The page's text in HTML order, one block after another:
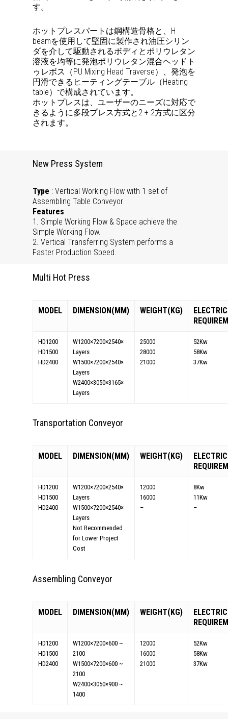
す。
ホットプレスパートは鋼構造骨格と、H
beamを使用して堅固に製作され油圧シリン
ダを介して駆動されるボディとポリウレタン
溶液を均等に発泡ポリウレタン混合ヘッドト
ゥレボス（PU Mixing Head Traverse）、発泡を
円滑できるヒーティングテーブル（Heating
table）で構成されています。
ホットプレスは、ユーザーのニーズに対応で
きるように多段プレス方式と2 + 2方式に区分
されます。
New Press System
Type : Vertical Working Flow with 1 set of
Assembling Table Conveyor
Features :
1. Simple Working Flow & Space achieve the
Simple Working Flow.
2. Vertical Transferring System performs a
Faster Production Speed.
Multi Hot Press
MODEL DIMENSION(MM) WEIGHT(KG)
ELECTRIC
HD1200
HD1500
HD2400
W1200×7200×2540×
Layers
W1500×7200×2540×
Layers
W2400×3050×3165×
Layers
25000
28000
21000
52Kw
58Kw
37Kw
Transportation Conveyor
MODEL DIMENSION(MM) WEIGHT(KG)
ELECTRIC
HD1200
HD1500
HD2400
W1200×7200×2540×
Layers
W1500×7200×2540×
Layers
Not Recommended
for Lower Project
Cost
12000
16000
–
8Kw
11Kw
–
Assembling Conveyor
MODEL DIMENSION(MM) WEIGHT(KG)
ELECTRIC
HD1200
HD1500
HD2400
W1200×7200×600 ~
2100
W1500×7200×600 ~
2100
W2400×3050×900 ~
1400
12000
16000
21000
52Kw
58Kw
37Kw